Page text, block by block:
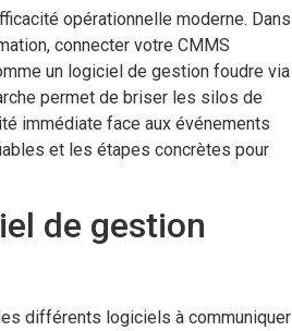
opérationnelle moderne. Dans
connecter votre CMMS
un logiciel de gestion foudre via
permet de briser les silos de
immédiate face aux événements
et les étapes concrètes pour
de gestion
différents logiciels à communiquer